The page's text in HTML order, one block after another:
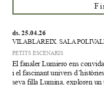
ds. 25.04.26
VILABLAREIX. SALA
PETITS ESCENARIS
El fanaler Lumiero ens
i el fascinant univers
seva filla Lumina, exploren